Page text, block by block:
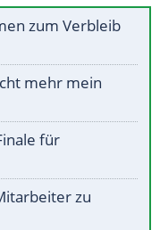
zum Verbleib
mehr mein
für
zu